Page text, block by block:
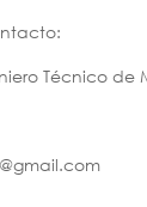
Técnico de